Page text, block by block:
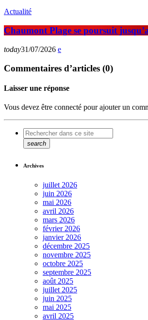
Actualité
Chaumont Plage se poursuit
today31/07/2026
Commentaires d’articles (0)
Laisser une réponse
Vous devez être connecté pour ajouter un
search
Archives
juillet 2026
juin 2026
mai 2026
avril 2026
mars 2026
février 2026
janvier 2026
décembre 2025
novembre 2025
octobre 2025
septembre 2025
août 2025
juillet 2025
juin 2025
mai 2025
avril 2025